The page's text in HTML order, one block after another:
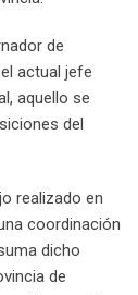
de
actual jefe
aquello se
del
realizado en
coordinación
dicho
de